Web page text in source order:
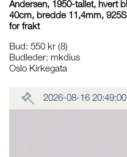
Andersen, 1950-tallet, hvert
40cm, bredde 11,4mm,
for frakt
Bud: 550 kr (8)
Budleder: mkdius
Oslo Kirkegata
2026-08-16 20:49:00